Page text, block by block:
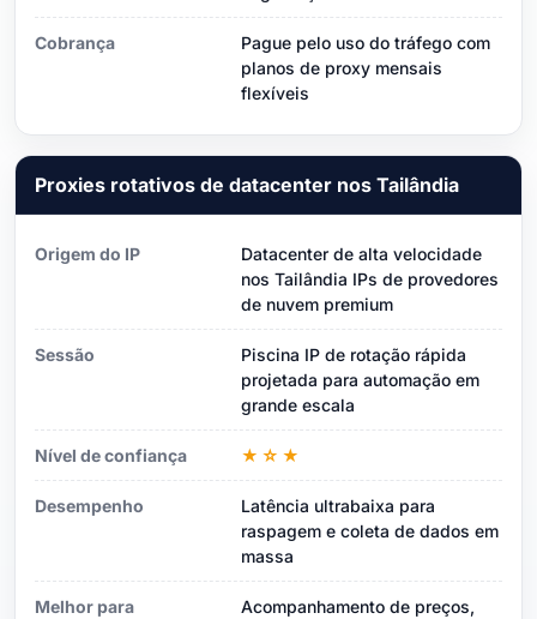
Cobrança
Pague pelo uso do tráfego com
planos de proxy mensais
flexíveis
Proxies rotativos de datacenter nos Tailândia
Origem do IP
Datacenter de alta velocidade
nos Tailândia IPs de provedores
de nuvem premium
Sessão
Piscina IP de rotação rápida
projetada para automação em
grande escala
Nível de confiança ★☆★
Desempenho
Latência ultrabaixa para
raspagem e coleta de dados em
massa
Melhor para
Acompanhamento de preços,